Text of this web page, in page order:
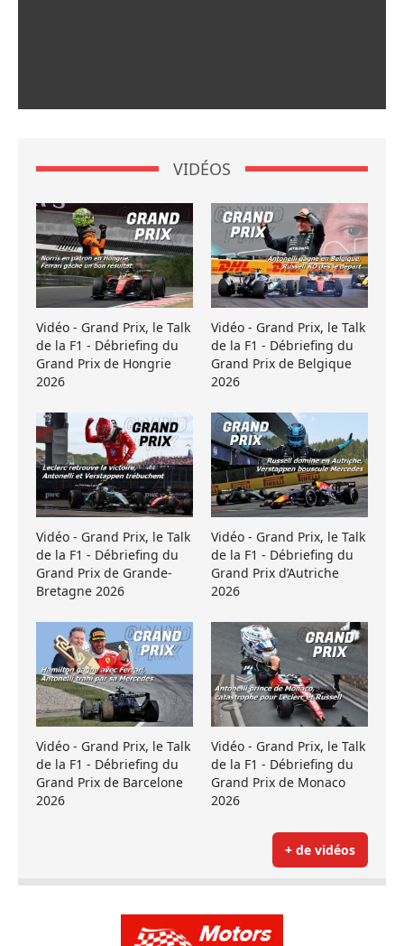
VIDÉOS
Vidéo - Grand Prix, le Talk
de la F1 - Débriefing du
Grand Prix de Hongrie
2026
Vidéo - Grand Prix, le Talk
de la F1 - Débriefing du
Grand Prix de Belgique
2026
Vidéo - Grand Prix, le Talk
de la F1 - Débriefing du
Grand Prix de Grande-
Bretagne 2026
Vidéo - Grand Prix, le Talk
de la F1 - Débriefing du
Grand Prix d’Autriche
2026
Vidéo - Grand Prix, le Talk
de la F1 - Débriefing du
Grand Prix de Barcelone
2026
Vidéo - Grand Prix, le Talk
de la F1 - Débriefing du
Grand Prix de Monaco
2026
+ de vidéos